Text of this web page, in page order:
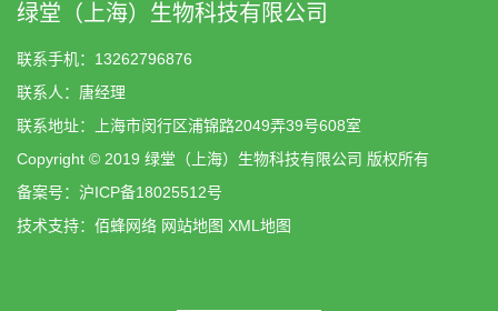
绿堂（上海）生物科技有限公司
联系手机：13262796876
联系人：唐经理
联系地址：上海市闵行区浦锦路2049弄39号608室
Copyright © 2019 绿堂（上海）生物科技有限公司 版权所有
备案号： 沪ICP备18025512号
技术支持： 佰蜂网络 网站地图 XML地图